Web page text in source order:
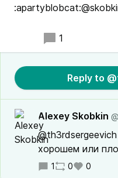
1
Reply to
Alexey Skobkin
@th3rdsergeevich
хорошем или
1 0 0